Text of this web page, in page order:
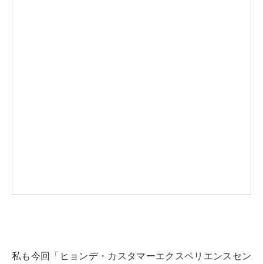
私も今回「ヒョンデ・カスタマーエクスペリエンスセン